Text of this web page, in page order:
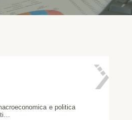
e politica